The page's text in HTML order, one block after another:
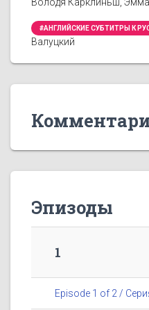
#АНГЛИЙСКИЕ СУБТИТРЫ К
Валуцкий
Эпизоды
1
Episode 1 of 2 /